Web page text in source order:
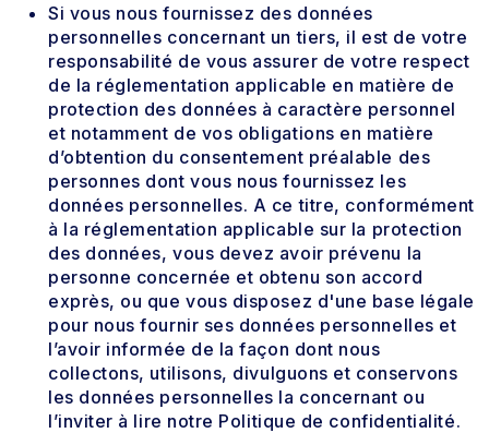
Si vous nous fournissez des données
personnelles concernant un tiers, il est de votre
responsabilité de vous assurer de votre respect
de la réglementation applicable en matière de
protection des données à caractère personnel
et notamment de vos obligations en matière
d’obtention du consentement préalable des
personnes dont vous nous fournissez les
données personnelles. A ce titre, conformément
à la réglementation applicable sur la protection
des données, vous devez avoir prévenu la
personne concernée et obtenu son accord
exprès, ou que vous disposez d'une base légale
pour nous fournir ses données personnelles et
l’avoir informée de la façon dont nous
collectons, utilisons, divulguons et conservons
les données personnelles la concernant ou
l’inviter à lire notre Politique de confidentialité.